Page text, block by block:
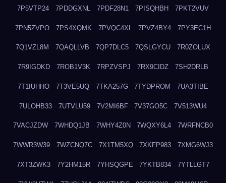
7P5VTP24 7PDDGXNL 7PDF28N1 7PISQHBH 7PKT2VUV
7PN5ZVPO 7PS4XQMK 7PVQC4XL 7PVZ4BY4 7PY3EC1H
7Q1VZL8M 7QAQLLVB 7QP7DLC5 7QSLGYCU 7R0ZOLUX
7R9IGDKD 7ROB1V3K 7RPZVSPJ 7RX9CIDZ 7SH2DRLB
7T1IUHHO 7T3VE5UQ 7TKA257G 7TYDPROM 7UA3TIBE
7ULOHB33 7UTVLU59 7V2MI6BF 7V37GO5C 7V513WU4
7VACJZDW 7WHDQ1JB 7WHY4Z0N 7WQXY6L4 7WRFNCB0
7WWR3W39 7WZCNQ7C 7X1TM5XQ 7XKFP983 7XMG6WJ3
7XT3ZWK3 7Y2HM15R 7YHSQGPE 7YKTB834 7YTLLGT7